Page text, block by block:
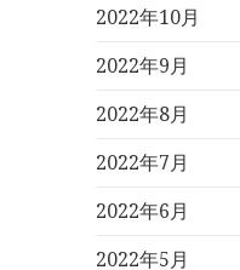
2022年10月
2022年9月
2022年8月
2022年7月
2022年6月
2022年5月